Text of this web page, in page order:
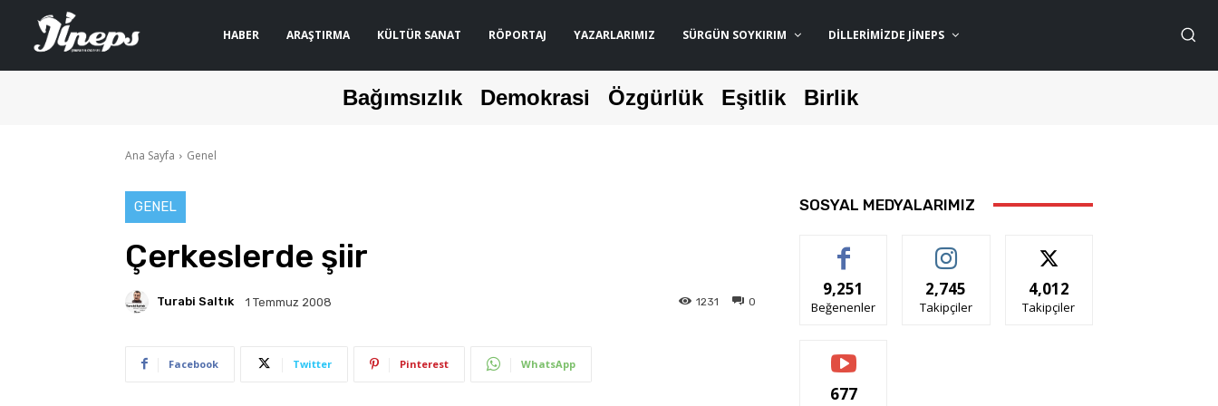
HABER ARAŞTIRMA KÜLTÜR SANAT RÖPORTAJ YAZARLARIMIZ SÜRGÜN SOYKIRIM DILLERIMIZDE JİNEPS
Bağımsızlık Demokrasi Özgürlük Eşitlik Birlik
Ana Sayfa Genel
GENEL
Çerkeslerde şiir
Turabi Saltık 1 Temmuz 2008 0
1231
Facebook Twitter Pinterest WhatsApp
SOSYAL MEDYALARIMIZ
9,251
Beğenenler
2,745
Takipçiler
4,012
Takipçiler
677